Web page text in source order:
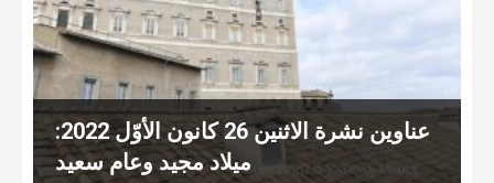
عناوين نشرة الاثنين 26 كانون الأوّل 2022:
ميلاد مجيد وعام سعيد